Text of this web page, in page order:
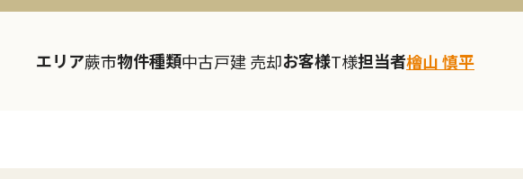
エリア蕨市物件種類中古戸建 売却お客様T様担当者檜山 慎平